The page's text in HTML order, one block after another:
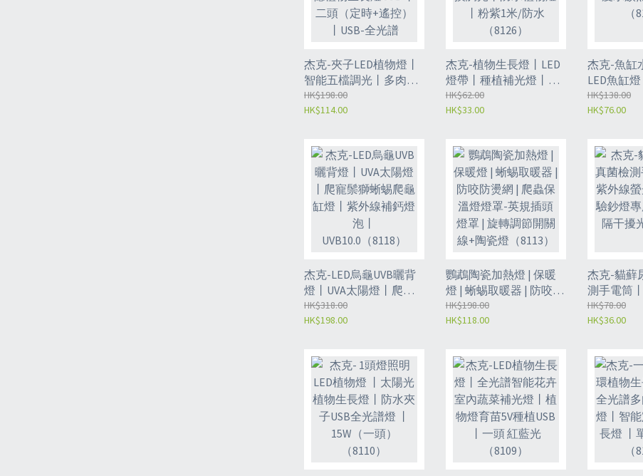
杰克-夾子LED植物燈丨
智能五檔調光丨多肉補
光燈丨迴圈記憶植物生
長燈USB 丨 二頭（定時
（8127）
HK$198.00
HK$114.00
杰克-植物生長燈丨LED
燈帶丨種植補光燈丨全
光譜USB觸摸調光丨防
水植物燈 丨粉紫1米/防
HK$62.00
HK$33.00
杰克-魚缸
LED魚缸
照明燈丨
明燈薄款（
HK$138.00
HK$76.00
杰克-LED烏龜UVB曬背
燈丨UVA太陽燈丨爬寵
鬃獅蜥蜴爬龜缸燈丨紫
外線補鈣燈泡丨
HK$318.00
HK$198.00
鸚鵡陶瓷加熱燈 | 保暖
燈 | 蜥蜴取暖器 | 防咬防
燙網 | 爬蟲保溫燈燈罩-
英規插頭燈罩 | 旋轉調
HK$198.00
HK$118.00
杰克-貓蘚
測手電筒
光劑丨紫
丨20W阻隔
HK$78.00
HK$36.00